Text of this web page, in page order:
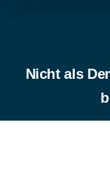
Nicht als